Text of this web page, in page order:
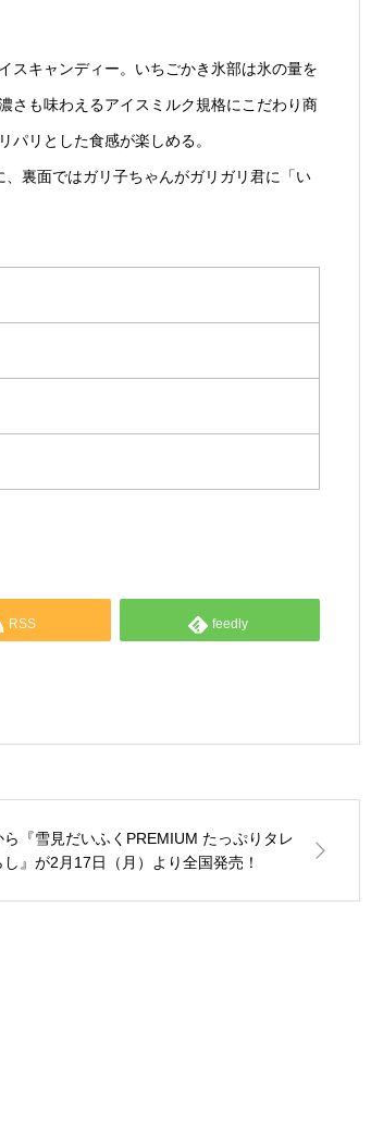
スキャンディー。いちごかき氷部は氷の量を
さも味わえるアイスミルク規格にこだわり商
リとした食感が楽しめる。
裏面ではガリ子ちゃんがガリガリ君に「い
RSS feedly
ら『雪見だいふくPREMIUM たっぷりタレ
』が2月17日（月）より全国発売！